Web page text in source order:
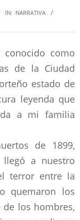
IN: NARRATIVA
como
de la Ciudad
estado de
leyenda que
a mi familia
de 1899,
a nuestro
terror entre la
quemaron los
los hombres,